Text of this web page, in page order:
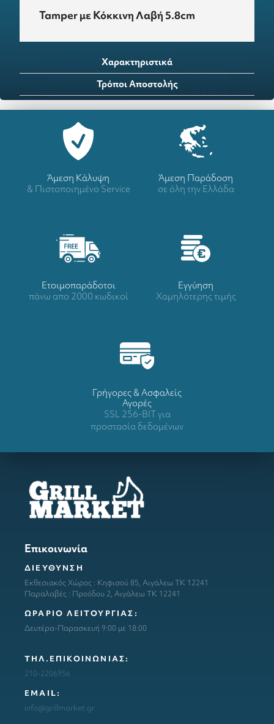
Tamper με Κόκκινη Λαβή 5.8cm
Χαρακτηριστικά
Τρόποι Αποστολής
Άμεση Κάλυψη
& Πιστοποιημένο Service
Άμεση Παράδοση
σε όλη την Ελλάδα
Ετοιμοπαράδοτοι
πάνω απο 2000 κωδικοί
Eγγύηση
Χαμηλότερης τιμής
Γρήγορες & Ασφαλείς
Αγορές
SSL 256-BIT για
προστασία δεδομένων
Επικοινωνία
ΔΙΕΥΘΥΝΣΗ
Εκθεσιακός Χώρος : Κηφισού 85, Αιγάλεω ΤΚ 12241
Παραλαβές : Προόδου 2, Αιγάλεω ΤΚ 12241
ΩΡΑΡΙΟ ΛΕΙΤΟΥΡΓΙΑΣ:
Δευτέρα-Παρασκευή 9:00 με 18:00
ΤΗΛ.ΕΠΙΚΟΙΝΩΝΙΑΣ:
210-2206956
ΕΜΑΙL:
info@grillmarket.gr